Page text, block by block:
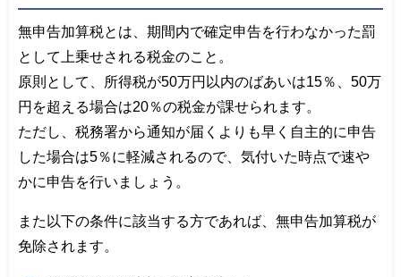
無申告加算税とは、期間内で確定申告を行わなかった罰
として上乗せされる税金のこと。
原則として、所得税が50万円以内のばあいは15％、50万
円を超える場合は20％の税金が課せられます。
ただし、税務署から通知が届くよりも早く自主的に申告
した場合は5％に軽減されるので、気付いた時点で速や
かに申告を行いましょう。
また以下の条件に該当する方であれば、無申告加算税が
免除されます。